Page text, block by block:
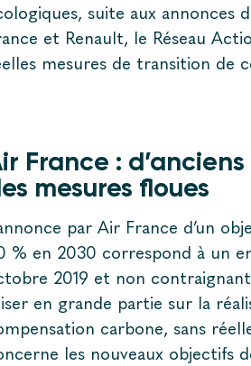
suite aux annonces
et Renault, le Réseau
mesures de transition de
France :
mesures floues
par Air France d’un
% en 2030 correspond à un
2019 et non
en grande partie sur la
carbone, sans
les nouveaux objectifs